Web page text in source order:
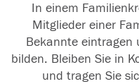
In einem
Mitglieder einer
Bekannte eintragen
bilden. Bleiben Sie in
und tragen Sie